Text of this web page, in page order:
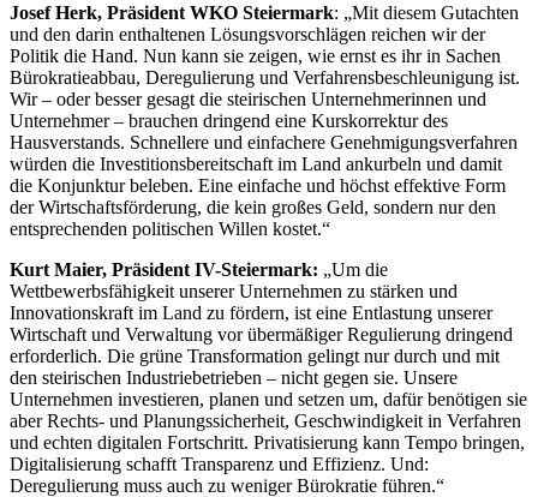
Josef Herk, Präsident WKO Steiermark: „Mit diesem Gutachten
und den darin enthaltenen Lösungsvorschlägen reichen wir der
Politik die Hand. Nun kann sie zeigen, wie ernst es ihr in Sachen
Bürokratieabbau, Deregulierung und Verfahrensbeschleunigung ist.
Wir – oder besser gesagt die steirischen Unternehmerinnen und
Unternehmer – brauchen dringend eine Kurskorrektur des
Hausverstands. Schnellere und einfachere Genehmigungsverfahren
würden die Investitionsbereitschaft im Land ankurbeln und damit
die Konjunktur beleben. Eine einfache und höchst effektive Form
der Wirtschaftsförderung, die kein großes Geld, sondern nur den
entsprechenden politischen Willen kostet.“
Kurt Maier, Präsident IV-Steiermark: „Um die
Wettbewerbsfähigkeit unserer Unternehmen zu stärken und
Innovationskraft im Land zu fördern, ist eine Entlastung unserer
Wirtschaft und Verwaltung vor übermäßiger Regulierung dringend
erforderlich. Die grüne Transformation gelingt nur durch und mit
den steirischen Industriebetrieben – nicht gegen sie. Unsere
Unternehmen investieren, planen und setzen um, dafür benötigen sie
aber Rechts- und Planungssicherheit, Geschwindigkeit in Verfahren
und echten digitalen Fortschritt. Privatisierung kann Tempo bringen,
Digitalisierung schafft Transparenz und Effizienz. Und:
Deregulierung muss auch zu weniger Bürokratie führen.“